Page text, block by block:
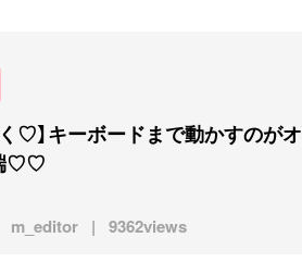
m_editor 9362views
♡】キーボードまで動かすのがオ
♡♡